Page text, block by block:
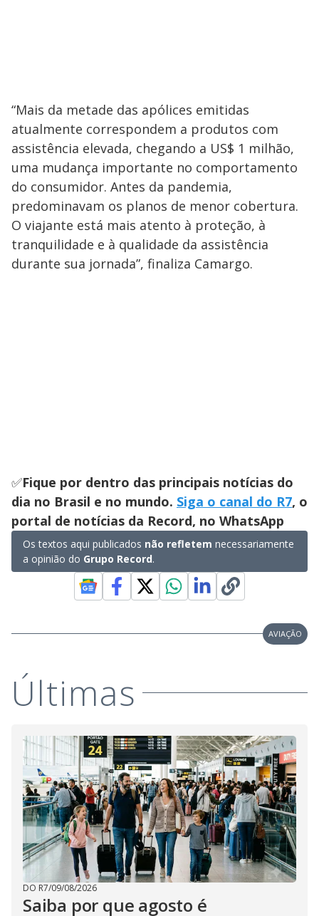
“Mais da metade das apólices emitidas
atualmente correspondem a produtos com
assistência elevada, chegando a US$ 1 milhão,
uma mudança importante no comportamento
do consumidor. Antes da pandemia,
predominavam os planos de menor cobertura.
O viajante está mais atento à proteção, à
tranquilidade e à qualidade da assistência
durante sua jornada”, finaliza Camargo.
✅Fique por dentro das principais notícias do
dia no Brasil e no mundo. Siga o canal do R7, o
portal de notícias da Record, no WhatsApp
Os textos aqui publicados não refletem necessariamente
a opinião do Grupo Record.
AVIAÇÃO
Últimas
DO R7/09/08/2026
Saiba por que agosto é